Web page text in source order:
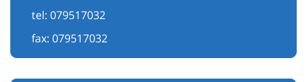
tel: 079517032
fax: 079517032